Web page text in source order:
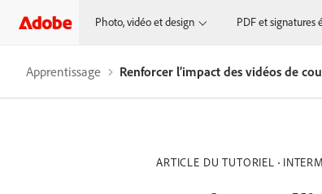
Photo, vidéo et design PDF et signatures
Apprentissage Renforcer l’impact des vidéos de
ARTICLE DU TUTORIEL